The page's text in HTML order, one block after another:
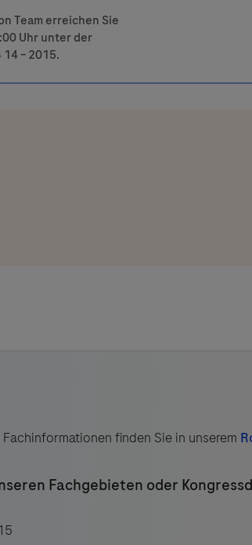
Team erreichen Sie
Uhr unter der
– 2015.
finden Sie in unserem
Fachgebieten oder